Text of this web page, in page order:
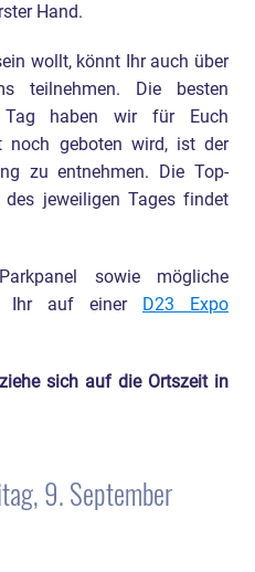
Hand.
wollt, könnt Ihr auch über
teilnehmen. Die besten
Tag haben wir für Euch
noch geboten wird, ist der
zu entnehmen. Die Top-
des jeweiligen Tages findet
sowie mögliche
Ihr auf einer
D23 Expo
sich auf die Ortszeit in
9. September